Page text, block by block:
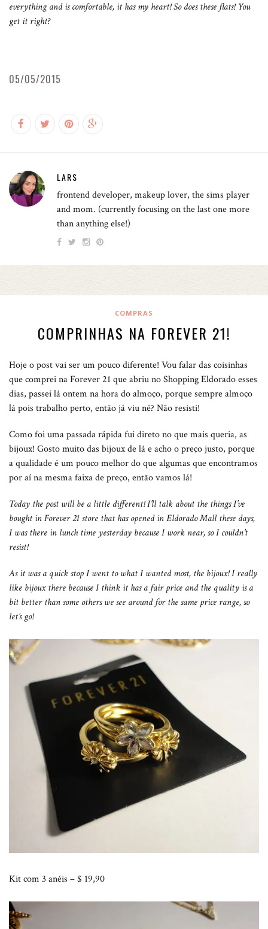
everything and is comfortable, it has my heart! So does these flats! You
get it right?
05/05/2015
LARS
frontend developer, makeup lover, the sims player
and mom. (currently focusing on the last one more
than anything else!)
COMPRAS
COMPRINHAS NA FOREVER 21!
Hoje o post vai ser um pouco diferente! Vou falar das coisinhas
que comprei na Forever 21 que abriu no Shopping Eldorado esses
dias, passei lá ontem na hora do almoço, porque sempre almoço
lá pois trabalho perto, então já viu né? Não resisti!
Como foi uma passada rápida fui direto no que mais queria, as
bijoux! Gosto muito das bijoux de lá e acho o preço justo, porque
a qualidade é um pouco melhor do que algumas que encontramos
por aí na mesma faixa de preço, então vamos lá!
Today the post will be a little different! I’ll talk about the things I’ve
bought in Forever 21 store that has opened in Eldorado Mall these days,
I was there in lunch time yesterday because I work near, so I couldn’t
resist!
As it was a quick stop I went to what I wanted most, the bijoux! I really
like bijoux there because I think it has a fair price and the quality is a
bit better than some others we see around for the same price range, so
let’s go!
Kit com 3 anéis – $ 19,90